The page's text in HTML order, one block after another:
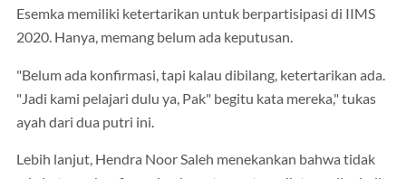
Esemka memiliki ketertarikan untuk berpartisipasi di IIMS
2020. Hanya, memang belum ada keputusan.
"Belum ada konfirmasi, tapi kalau dibilang, ketertarikan ada.
"Jadi kami pelajari dulu ya, Pak" begitu kata mereka," tukas
ayah dari dua putri ini.
Lebih lanjut, Hendra Noor Saleh menekankan bahwa tidak